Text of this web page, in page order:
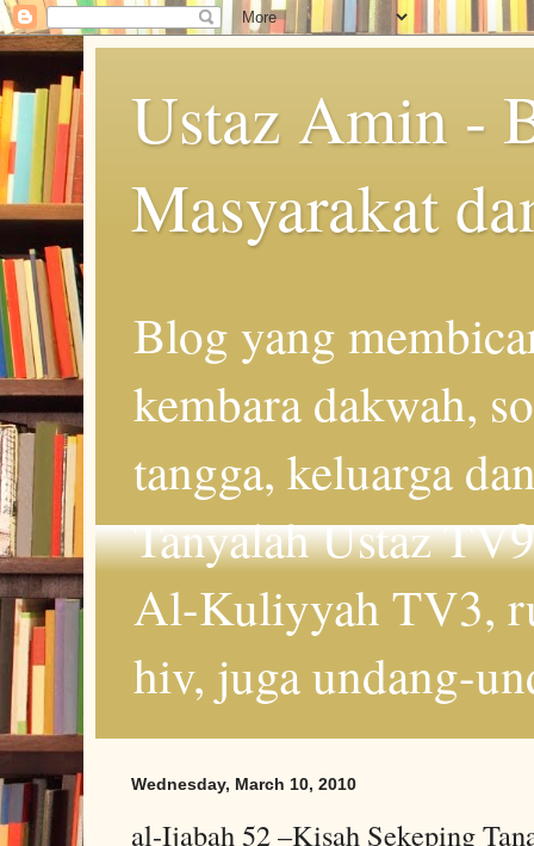
Ustaz Amin -
Masyarakat
Blog yang
kembara dakwah,
tangga, keluarga
Tanyalah Ustaz
Al-Kuliyyah TV3,
hiv, juga undang-
Wednesday, March 10, 2010
al-Ijabah 52 –Kisah Sekeping